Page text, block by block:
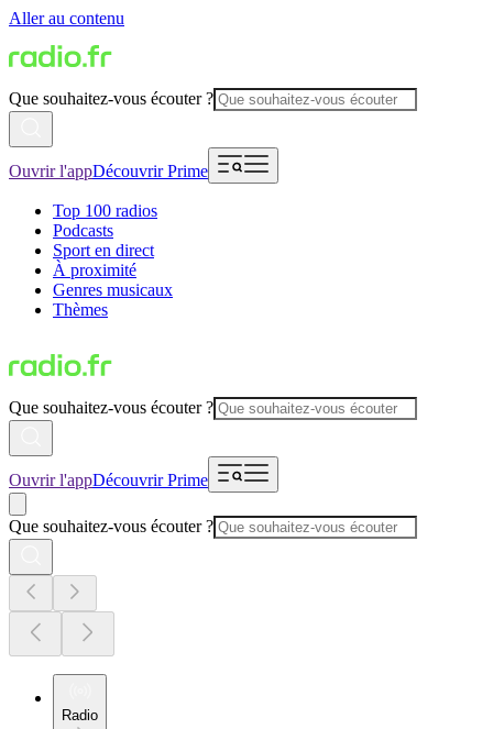
Aller au contenu
Que souhaitez-vous écouter ?
Ouvrir l'appDécouvrir Prime
Top 100 radios
Podcasts
Sport en direct
À proximité
Genres musicaux
Thèmes
Que souhaitez-vous écouter ?
Ouvrir l'appDécouvrir Prime
Que souhaitez-vous écouter ?
Radio